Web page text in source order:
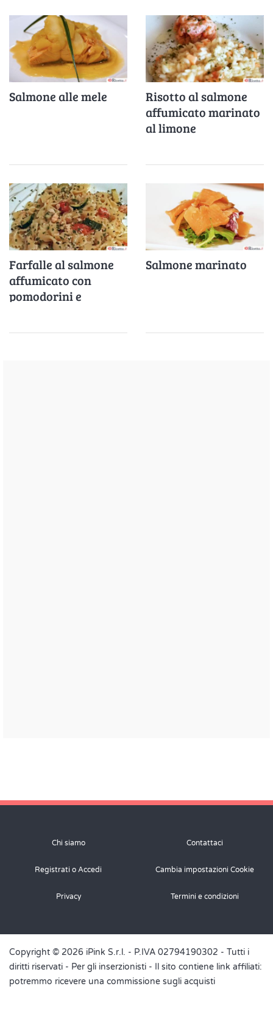
Salmone alle mele
Risotto al salmone
affumicato marinato
al limone
Farfalle al salmone
affumicato con
pomodorini e
Salmone marinato
Chi siamo Contattaci
Registrati o Accedi Cambia impostazioni Cookie
Privacy Termini e condizioni
Copyright © 2026 iPink S.r.l. - P.IVA 02794190302 - Tutti i
diritti riservati - Per gli inserzionisti - Il sito contiene link affiliati:
potremmo ricevere una commissione sugli acquisti